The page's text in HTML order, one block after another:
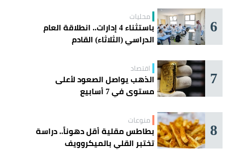
6 محليات
باستثناء 4 إدارات.. انطلاقة العام
الدراسي (الثلاثاء) القادم
7 اقتصاد
الذهب يواصل الصعود لأعلى
مستوى في 7 أسابيع
8 منوعات
بطاطس مقلية أقل دهوناً.. دراسة
تختبر القلي بالميكروويف